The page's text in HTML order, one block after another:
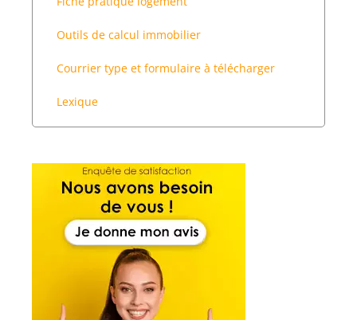
Outils de calcul immobilier
Courrier type et formulaire à télécharger
Lexique